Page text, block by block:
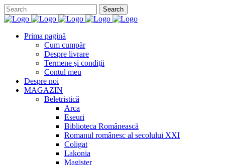
Prima pagină
Cum cumpăr
Despre livrare
Termene şi condiţii
Contul meu
Despre noi
MAGAZIN
Beletristică
Arca
Eseuri
Biblioteca Românească
Romanul românesc al secolului XXI
Coligat
Lakonia
Magister